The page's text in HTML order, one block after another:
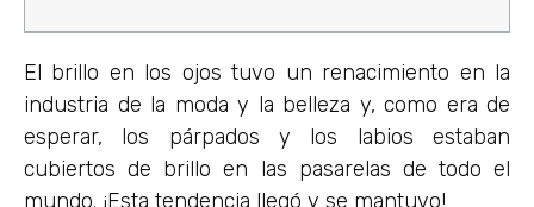
El brillo en los ojos tuvo un renacimiento en la
industria de la moda y la belleza y, como era de
esperar, los párpados y los labios estaban
cubiertos de brillo en las pasarelas de todo el
mundo. ¡Esta tendencia llegó y se mantuvo!